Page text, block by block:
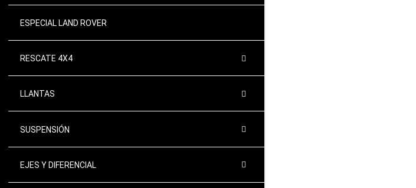
ESPECIAL LAND ROVER
RESCATE 4X4
LLANTAS
SUSPENSIÓN
EJES Y DIFERENCIAL